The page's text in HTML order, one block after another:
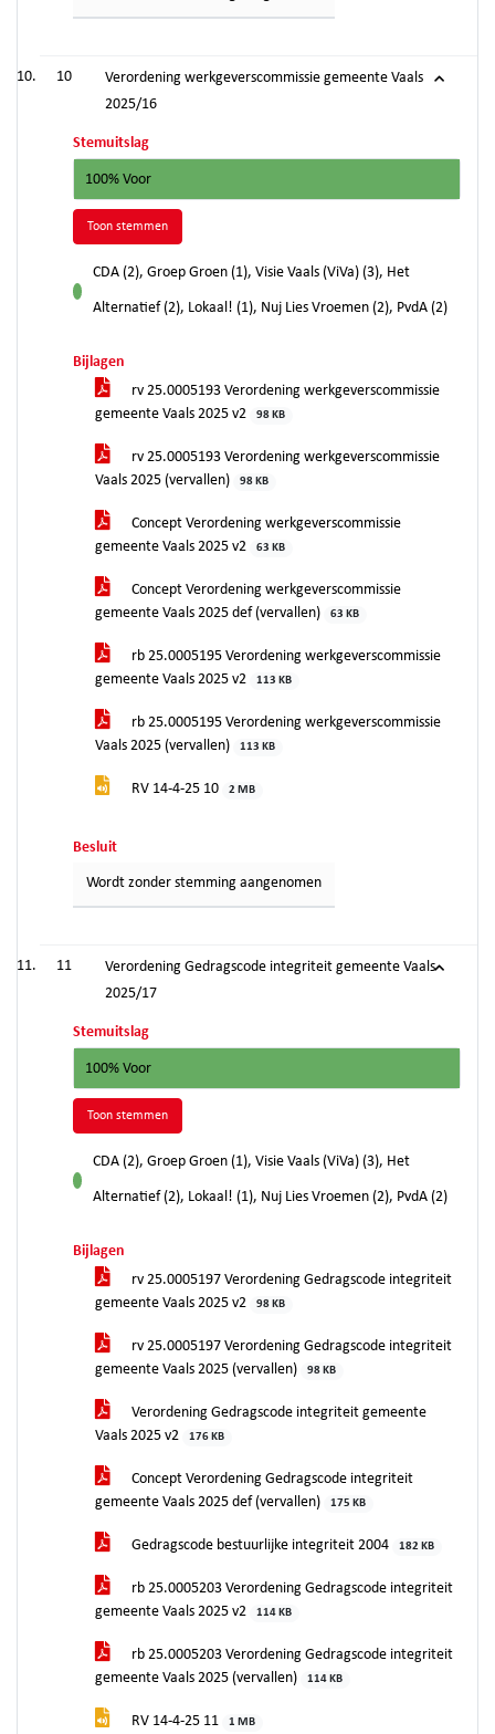
10
Verordening werkgeverscommissie gemeente Vaals
2025/16
Stemuitslag
100% Voor
Toon stemmen
voor
CDA (2), Groep Groen (1), Visie Vaals (ViVa) (3), Het
Alternatief (2), Lokaal! (1), Nuj Lies Vroemen (2), PvdA (2)
Bijlagen
rv 25.0005193 Verordening werkgeverscommissie
gemeente Vaals 2025 v2
98 KB
rv 25.0005193 Verordening werkgeverscommissie
Vaals 2025 (vervallen)
98 KB
Concept Verordening werkgeverscommissie
gemeente Vaals 2025 v2
63 KB
Concept Verordening werkgeverscommissie
gemeente Vaals 2025 def (vervallen)
63 KB
rb 25.0005195 Verordening werkgeverscommissie
gemeente Vaals 2025 v2
113 KB
rb 25.0005195 Verordening werkgeverscommissie
Vaals 2025 (vervallen)
113 KB
RV 14-4-25 10 2 MB
Besluit
Wordt zonder stemming aangenomen
11
Verordening Gedragscode integriteit gemeente Vaals
2025/17
Stemuitslag
100% Voor
Toon stemmen
voor
CDA (2), Groep Groen (1), Visie Vaals (ViVa) (3), Het
Alternatief (2), Lokaal! (1), Nuj Lies Vroemen (2), PvdA (2)
Bijlagen
rv 25.0005197 Verordening Gedragscode integriteit
gemeente Vaals 2025 v2
98 KB
rv 25.0005197 Verordening Gedragscode integriteit
gemeente Vaals 2025 (vervallen)
98 KB
Verordening Gedragscode integriteit gemeente
Vaals 2025 v2
176 KB
Concept Verordening Gedragscode integriteit
gemeente Vaals 2025 def (vervallen)
175 KB
Gedragscode bestuurlijke integriteit 2004 182 KB
rb 25.0005203 Verordening Gedragscode integriteit
gemeente Vaals 2025 v2
114 KB
rb 25.0005203 Verordening Gedragscode integriteit
gemeente Vaals 2025 (vervallen)
114 KB
RV 14-4-25 11 1 MB